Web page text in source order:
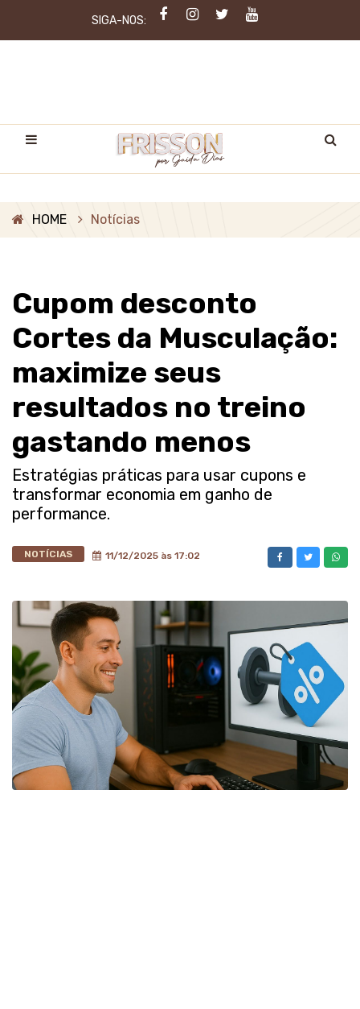
SIGA-NOS:
HOME Notícias
Cupom desconto
Cortes da Musculação:
maximize seus
resultados no treino
gastando menos
Estratégias práticas para usar cupons e
transformar economia em ganho de
performance.
NOTÍCIAS 11/12/2025 às 17:02